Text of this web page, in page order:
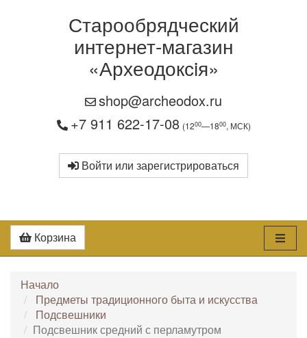
Старообрядческий
интернет-магазин
«Археодоксiя»
shop@archeodox.ru
+7 911 622-17-08 (1200—1800, МСК)
Войти или зарегистрироваться
Корзина
Начало
Предметы традиционного быта и искусства
Подсвешники
Подсвешник средний с перламутром